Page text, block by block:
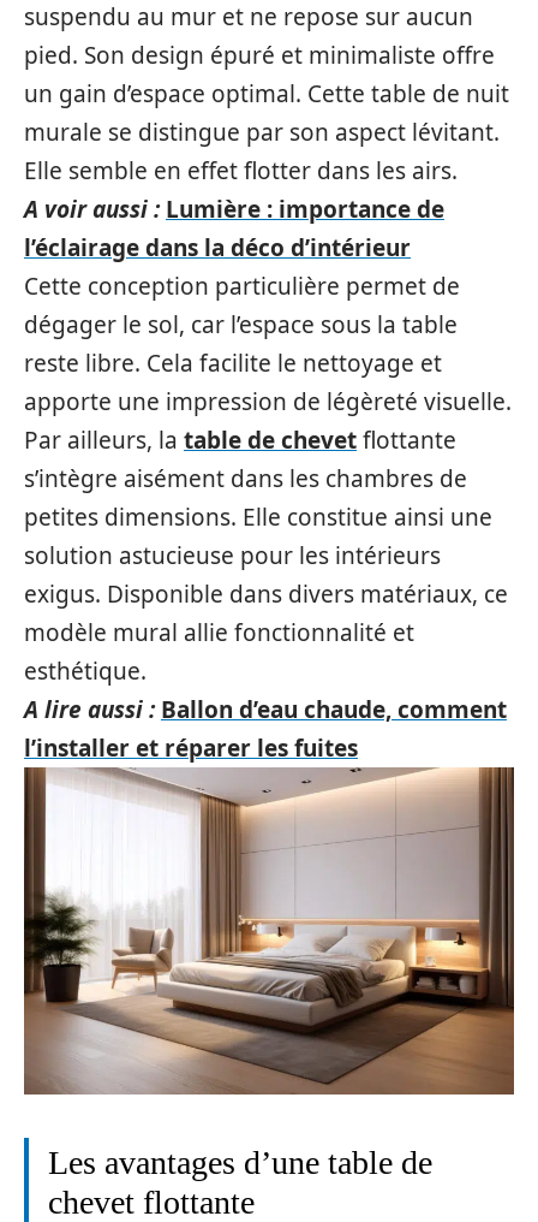
suspendu au mur et ne repose sur aucun
pied. Son design épuré et minimaliste offre
un gain d’espace optimal. Cette table de nuit
murale se distingue par son aspect lévitant.
Elle semble en effet flotter dans les airs.
A voir aussi : Lumière : importance de
l’éclairage dans la déco d’intérieur
Cette conception particulière permet de
dégager le sol, car l’espace sous la table
reste libre. Cela facilite le nettoyage et
apporte une impression de légèreté visuelle.
Par ailleurs, la table de chevetflottante
s’intègre aisément dans les chambres de
petites dimensions. Elle constitue ainsi une
solution astucieuse pour les intérieurs
exigus. Disponible dans divers matériaux, ce
modèle mural allie fonctionnalité et
esthétique.
A lire aussi : Ballon d’eau chaude, comment
l’installer et réparer les fuites
Les avantages d’une table de
chevet flottante